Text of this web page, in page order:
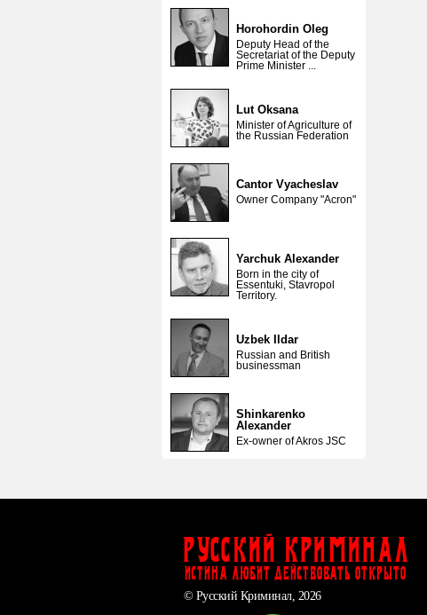
Horohordin Oleg
Deputy Head of the
Secretariat of the Deputy
Prime Minister ...
Lut Oksana
Minister of Agriculture of
the Russian Federation
Cantor Vyacheslav
Owner Company "Acron"
Yarchuk Alexander
Born in the city of
Essentuki, Stavropol
Territory.
Uzbek Ildar
Russian and British
businessman
Shinkarenko
Alexander
Ex-owner of Akros JSC
Русский Криминал
ИСТИНА ЛЮБИТ ДЕЙСТВОВАТЬ ОТКРЫТО
© Русский Криминал, 2026